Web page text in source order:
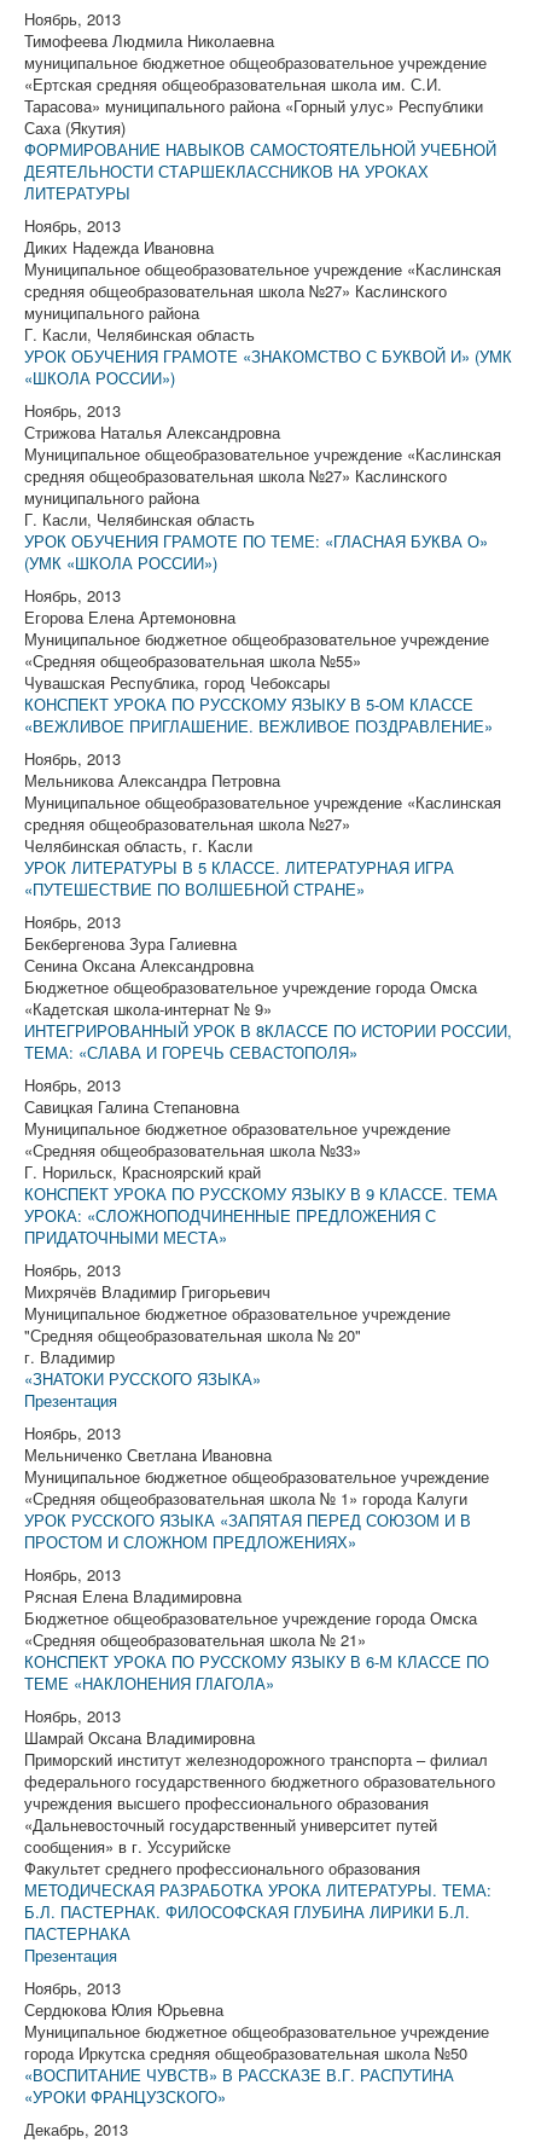
Ноябрь, 2013
Тимофеева Людмила Николаевна
муниципальное бюджетное общеобразовательное учреждение
«Ертская средняя общеобразовательная школа им. С.И.
Тарасова» муниципального района «Горный улус» Республики
Саха (Якутия)
ФОРМИРОВАНИЕ НАВЫКОВ САМОСТОЯТЕЛЬНОЙ УЧЕБНОЙ
ДЕЯТЕЛЬНОСТИ СТАРШЕКЛАССНИКОВ НА УРОКАХ
ЛИТЕРАТУРЫ
Ноябрь, 2013
Диких Надежда Ивановна
Муниципальное общеобразовательное учреждение «Каслинская
средняя общеобразовательная школа №27» Каслинского
муниципального района
Г. Касли, Челябинская область
УРОК ОБУЧЕНИЯ ГРАМОТЕ «ЗНАКОМСТВО С БУКВОЙ И» (УМК
«ШКОЛА РОССИИ»)
Ноябрь, 2013
Стрижова Наталья Александровна
Муниципальное общеобразовательное учреждение «Каслинская
средняя общеобразовательная школа №27» Каслинского
муниципального района
Г. Касли, Челябинская область
УРОК ОБУЧЕНИЯ ГРАМОТЕ ПО ТЕМЕ: «ГЛАСНАЯ БУКВА О»
(УМК «ШКОЛА РОССИИ»)
Ноябрь, 2013
Егорова Елена Артемоновна
Муниципальное бюджетное общеобразовательное учреждение
«Средняя общеобразовательная школа №55»
Чувашская Республика, город Чебоксары
КОНСПЕКТ УРОКА ПО РУССКОМУ ЯЗЫКУ В 5-ОМ КЛАССЕ
«ВЕЖЛИВОЕ ПРИГЛАШЕНИЕ. ВЕЖЛИВОЕ ПОЗДРАВЛЕНИЕ»
Ноябрь, 2013
Мельникова Александра Петровна
Муниципальное общеобразовательное учреждение «Каслинская
средняя общеобразовательная школа №27»
Челябинская область, г. Касли
УРОК ЛИТЕРАТУРЫ В 5 КЛАССЕ. ЛИТЕРАТУРНАЯ ИГРА
«ПУТЕШЕСТВИЕ ПО ВОЛШЕБНОЙ СТРАНЕ»
Ноябрь, 2013
Бекбергенова Зура Галиевна
Сенина Оксана Александровна
Бюджетное общеобразовательное учреждение города Омска
«Кадетская школа-интернат № 9»
ИНТЕГРИРОВАННЫЙ УРОК В 8КЛАССЕ ПО ИСТОРИИ РОССИИ,
ТЕМА: «СЛАВА И ГОРЕЧЬ СЕВАСТОПОЛЯ»
Ноябрь, 2013
Савицкая Галина Степановна
Муниципальное бюджетное образовательное учреждение
«Средняя общеобразовательная школа №33»
Г. Норильск, Красноярский край
КОНСПЕКТ УРОКА ПО РУССКОМУ ЯЗЫКУ В 9 КЛАССЕ. ТЕМА
УРОКА: «СЛОЖНОПОДЧИНЕННЫЕ ПРЕДЛОЖЕНИЯ С
ПРИДАТОЧНЫМИ МЕСТА»
Ноябрь, 2013
Михрячёв Владимир Григорьевич
Муниципальное бюджетное образовательное учреждение
"Средняя общеобразовательная школа № 20"
г. Владимир
«ЗНАТОКИ РУССКОГО ЯЗЫКА»
Презентация
Ноябрь, 2013
Мельниченко Светлана Ивановна
Муниципальное бюджетное общеобразовательное учреждение
«Средняя общеобразовательная школа № 1» города Калуги
УРОК РУССКОГО ЯЗЫКА «ЗАПЯТАЯ ПЕРЕД СОЮЗОМ И В
ПРОСТОМ И СЛОЖНОМ ПРЕДЛОЖЕНИЯХ»
Ноябрь, 2013
Рясная Елена Владимировна
Бюджетное общеобразовательное учреждение города Омска
«Средняя общеобразовательная школа № 21»
КОНСПЕКТ УРОКА ПО РУССКОМУ ЯЗЫКУ В 6-М КЛАССЕ ПО
ТЕМЕ «НАКЛОНЕНИЯ ГЛАГОЛА»
Ноябрь, 2013
Шамрай Оксана Владимировна
Приморский институт железнодорожного транспорта – филиал
федерального государственного бюджетного образовательного
учреждения высшего профессионального образования
«Дальневосточный государственный университет путей
сообщения» в г. Уссурийске
Факультет среднего профессионального образования
МЕТОДИЧЕСКАЯ РАЗРАБОТКА УРОКА ЛИТЕРАТУРЫ. ТЕМА:
Б.Л. ПАСТЕРНАК. ФИЛОСОФСКАЯ ГЛУБИНА ЛИРИКИ Б.Л.
ПАСТЕРНАКА
Презентация
Ноябрь, 2013
Сердюкова Юлия Юрьевна
Муниципальное бюджетное общеобразовательное учреждение
города Иркутска средняя общеобразовательная школа №50
«ВОСПИТАНИЕ ЧУВСТВ» В РАССКАЗЕ В.Г. РАСПУТИНА
«УРОКИ ФРАНЦУЗСКОГО»
Декабрь, 2013